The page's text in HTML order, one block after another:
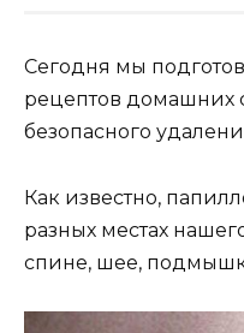
Сегодня мы
рецептов домашних
безопасного
Как известно,
разных местах
спине, шее,